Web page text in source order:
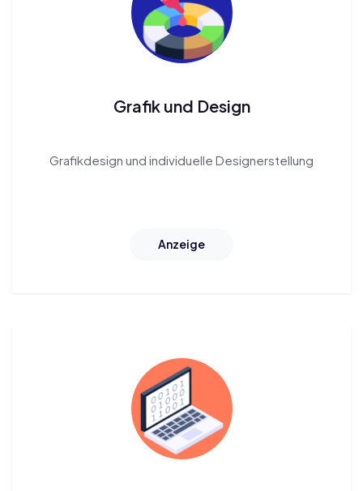
Grafik und Design
Grafikdesign und individuelle Designerstellung
Anzeige